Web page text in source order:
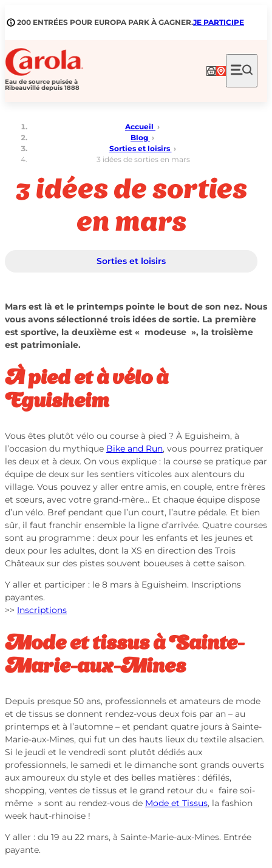
au 200 ENTRÉES POUR EUROPA PARK À GAGNER.JE PARTICIPE
Eau de source puisée à
Ribeauvillé depuis 1888
Accueil ›
Blog ›
Sorties et loisirs ›
3 idées de sorties en mars
3 idées de sorties
en mars
Sorties et loisirs
Mars est là et le printemps pointe le bout de son nez. Nous
vous avons sélectionné trois idées de sortie. La première
est sportive, la deuxième est « modeuse », la troisième
est patrimoniale.
À pied et à vélo à
Eguisheim
Vous êtes plutôt vélo ou course à pied ? À Eguisheim, à
l’occasion du mythique Bike and Run, vous pourrez pratiquer
les deux et à deux. On vous explique : la course se pratique par
équipe de deux sur les sentiers viticoles aux alentours du
village. Vous pouvez y aller entre amis, en couple, entre frères
et sœurs, avec votre grand-mère… Et chaque équipe dispose
d’un vélo. Bref pendant que l’un court, l’autre pédale. Et bien
sûr, il faut franchir ensemble la ligne d’arrivée. Quatre courses
sont au programme : deux pour les enfants et les jeunes et
deux pour les adultes, dont la XS en direction des Trois
Châteaux sur des pistes souvent boueuses à cette saison.
Y aller et participer : le 8 mars à Eguisheim. Inscriptions
payantes.
>> Inscriptions
Mode et tissus à Sainte-
Marie-aux-Mines
Depuis presque 50 ans, professionnels et amateurs de mode
et de tissus se donnent rendez-vous deux fois par an – au
printemps et à l’automne – et pendant quatre jours à Sainte-
Marie-aux-Mines, qui fut un des hauts lieux du textile alsacien.
Si le jeudi et le vendredi sont plutôt dédiés aux
professionnels, le samedi et le dimanche sont grands ouverts
aux amoureux du style et des belles matières : défilés,
shopping, ventes de tissus et le grand retour du « faire soi-
même » sont au rendez-vous de Mode et Tissus, la fashion
week haut-rhinoise !
Y aller : du 19 au 22 mars, à Sainte-Marie-aux-Mines. Entrée
payante.